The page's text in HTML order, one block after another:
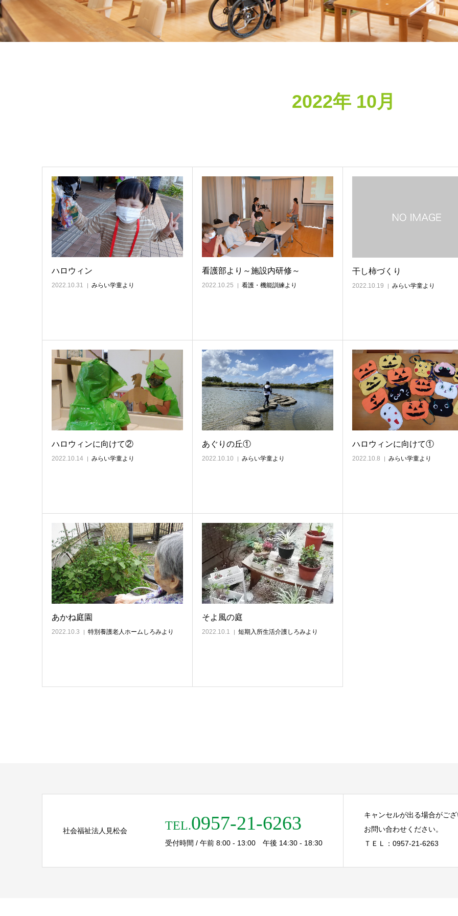
2022年 10月
ハロウィン
2022.10.31 みらい学童より
看護部より～施設内研修～
2022.10.25 看護・機能訓練より
干し柿づくり
2022.10.19 みらい学童より
ハロウィンに向けて②
2022.10.14 みらい学童より
あぐりの丘①
2022.10.10 みらい学童より
ハロウィンに向けて①
2022.10.8 みらい学童より
あかね庭園
2022.10.3 特別養護老人ホームしろみより
そよ風の庭
2022.10.1 短期入所生活介護しろみより
社会福祉法人見松会 TEL.0957-21-6263
受付時間 / 午前 8:00 - 13:00 午後 14:30 - 18:30
キャンセルが出る場合がござ
お問い合わせください。
ＴＥＬ：0957-21-6263